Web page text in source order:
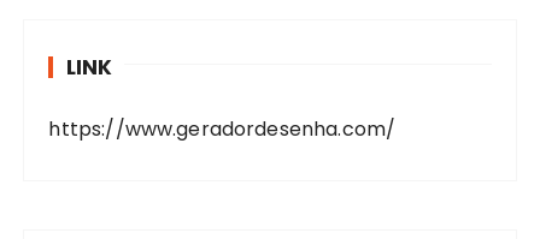
LINK
https://www.geradordesenha.com/